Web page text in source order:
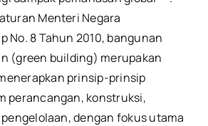
Menteri Negara
No. 8 Tahun 2010, bangunan
(green building) merupakan
prinsip-prinsip
perancangan, konstruksi,
dengan fokus utama